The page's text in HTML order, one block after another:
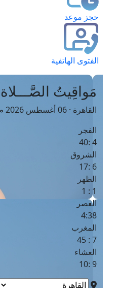
حجز موعد
الفتوى الهاتفية
مَواقِيتُ الصَّـــلاة
القاهرة · 06 أغسطس 2026 م
الفجر
4 :40
الشروق
6 :17
الظهر
1 : 1
العصر
4:38
المغرب
7 : 45
العشاء
9 :10